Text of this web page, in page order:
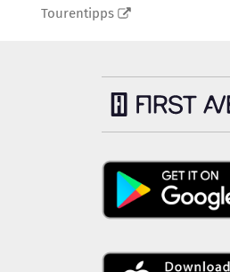
Tourentipps